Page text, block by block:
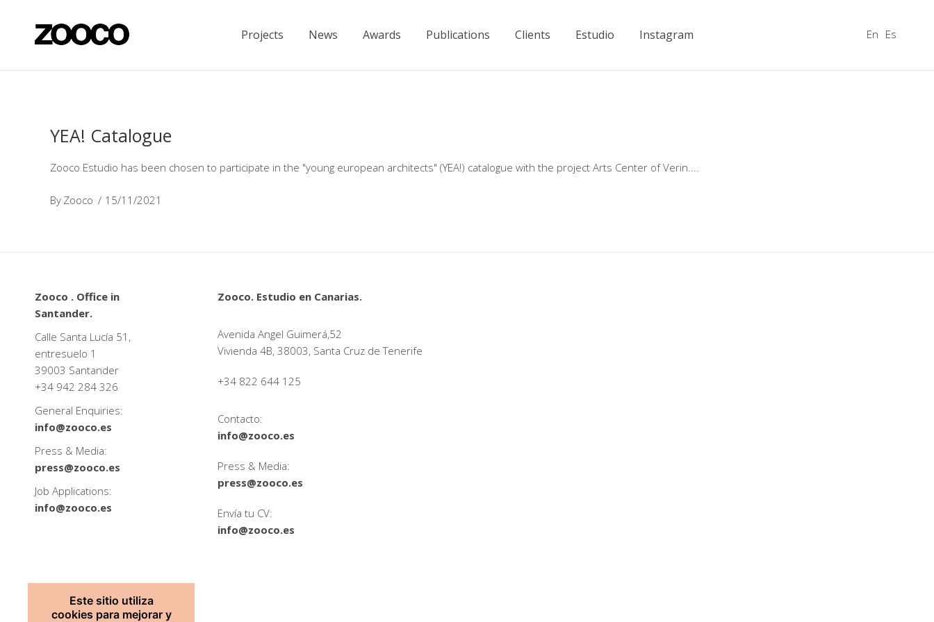
Projects News Awards Publications Clients Estudio Instagram En Es
YEA! Catalogue
Zooco Estudio has been chosen to participate in the "young european architects" (YEA!) catalogue with the project Arts Center of Verin.
By Zooco 15/11/2021
Zooco . Office in
Santander.
Calle Santa Lucía 51,
entresuelo 1
39003 Santander
+34 942 284 326
General Enquiries:
info@zooco.es
Press & Media:
press@zooco.es
Job Applications:
info@zooco.es
Zooco. Estudio en Canarias.
Avenida Angel Guimerá,52
Vivienda 4B, 38003, Santa Cruz de Tenerife
+34 822 644 125
Contacto:
info@zooco.es
Press & Media:
press@zooco.es
Envía tu CV:
info@zooco.es
Este sitio utiliza
cookies para mejorar y